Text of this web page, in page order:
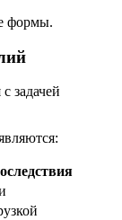
формы.
задачей